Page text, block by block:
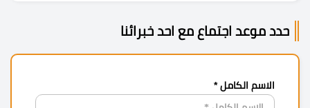
حدد موعد اجتماع مع احد خبرائنا
الاسم الكامل *